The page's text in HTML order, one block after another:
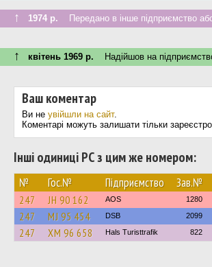
↑ 1974 р. Передано в інше підприємство
↑ квітень 1969 р. Надійшов на
Ваш коментар
Ви не увійшли на сайт.
Коментарі можуть залишати тільки
Інші одиниці РС з цим же номером:
№ Гос.№ Підприємство Зав.№
247 JH 90 162 AOS 1280
247 MJ 95 454 DSB 2099
247 XM 96 658 Hals Turisttrafik 822